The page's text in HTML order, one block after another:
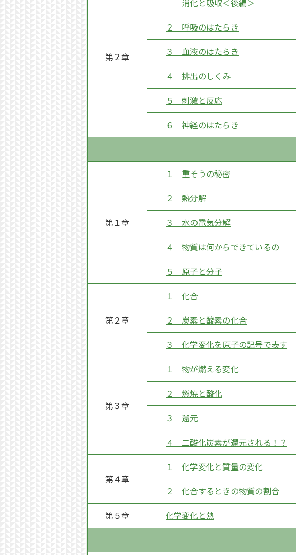
第２章
消化と吸収＜後編＞
２ 呼吸のはたらき
３ 血液のはたらき
４ 排出のしくみ
５ 刺激と反応
６ 神経のはたらき
第１章
１ 重そうの秘密
２ 熱分解
３ 水の電気分解
４ 物質は何からできているの
５ 原子と分子
第２章
１ 化合
２ 炭素と酸素の化合
３ 化学変化を原子の記号で表す
第３章
１ 物が燃える変化
２ 燃焼と酸化
３ 還元
４ 二酸化炭素が還元される！？
第４章
１ 化学変化と質量の変化
２ 化合するときの物質の割合
第５章
化学変化と熱